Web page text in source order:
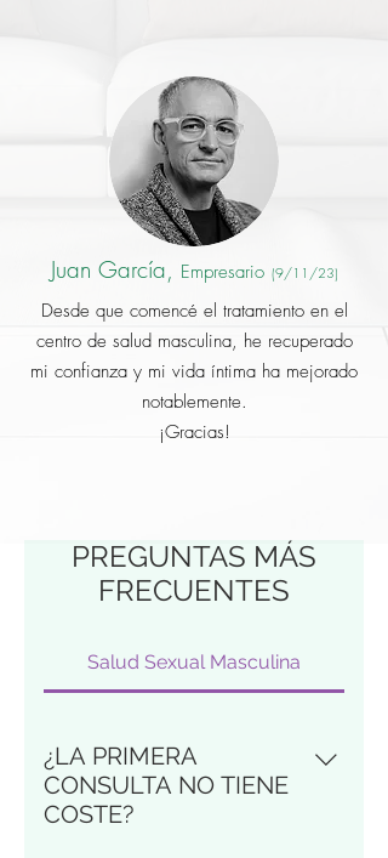
Juan García, Empresario (9/11/23)
Desde que comencé el tratamiento en el
centro de salud masculina, he recuperado
mi confianza y mi vida íntima ha mejorado
notablemente.
¡Gracias!
PREGUNTAS MÁS
FRECUENTES
Salud Sexual Masculina
¿LA PRIMERA
CONSULTA NO TIENE
COSTE?